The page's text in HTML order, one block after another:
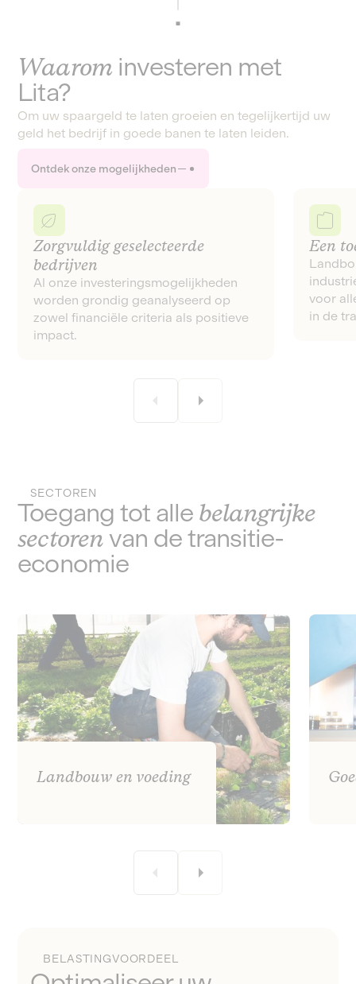
Waarom investeren met
Lita?
Om uw spaargeld te laten groeien en tegelijkertijd uw
geld het bedrijf in goede banen te laten leiden.
Ontdek onze mogelijkheden
Zorgvuldig geselecteerde
bedrijven
Al onze investeringsmogelijkheden
worden grondig geanalyseerd op
zowel financiële criteria als positieve
impact.
Een
voor
in de
SECTOREN
Toegang tot alle belangrijke
sectoren van de transitie-
economie
Landbouw en voeding
BELASTINGVOORDEEL